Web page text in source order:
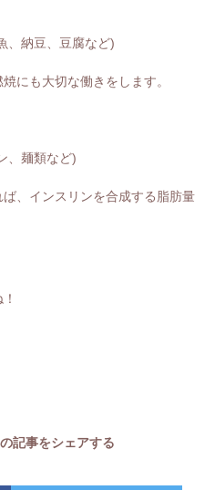
、納豆、豆腐など)
にも大切な働きをします。
、麺類など)
、インスリンを合成する脂肪量
記事をシェアする